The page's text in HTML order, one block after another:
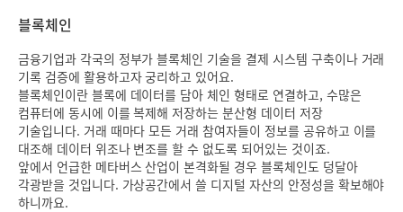
블록체인
금융기업과 각국의 정부가 블록체인 기술을 결제 시스템 구축이나 거래
기록 검증에 활용하고자 궁리하고 있어요.
블록체인이란 블록에 데이터를 담아 체인 형태로 연결하고, 수많은
컴퓨터에 동시에 이를 복제해 저장하는 분산형 데이터 저장
기술입니다. 거래 때마다 모든 거래 참여자들이 정보를 공유하고 이를
대조해 데이터 위조나 변조를 할 수 없도록 되어있는 것이죠.
앞에서 언급한 메타버스 산업이 본격화될 경우 블록체인도 덩달아
각광받을 것입니다. 가상공간에서 쓸 디지털 자산의 안정성을 확보해야
하니까요.